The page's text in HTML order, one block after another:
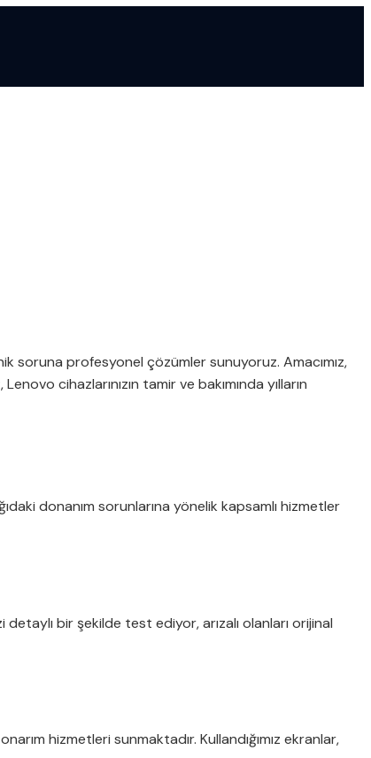
soruna profesyonel çözümler sunuyoruz. Amacımız,
cihazlarınızın tamir ve bakımında yılların
donanım sorunlarına yönelik kapsamlı hizmetler
detaylı bir şekilde test ediyor, arızalı olanları orijinal
hizmetleri sunmaktadır. Kullandığımız ekranlar,